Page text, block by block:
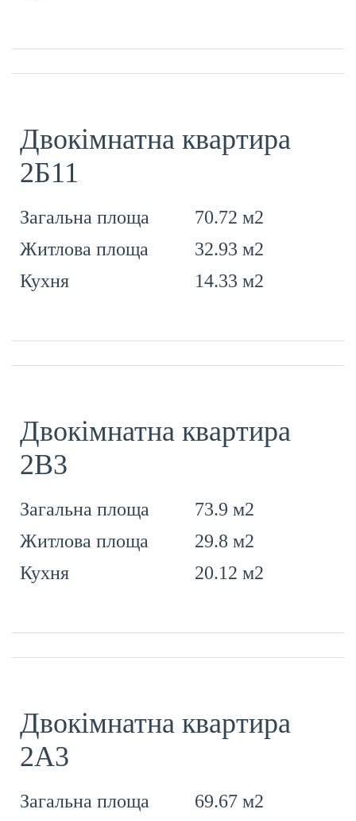
Двокімнатна квартира
2Б11
Загальна площа
70.72 м2
Житлова площа
32.93 м2
Кухня
14.33 м2
Двокімнатна квартира
2В3
Загальна площа
73.9 м2
Житлова площа
29.8 м2
Кухня
20.12 м2
Двокімнатна квартира
2А3
Загальна площа
69.67 м2